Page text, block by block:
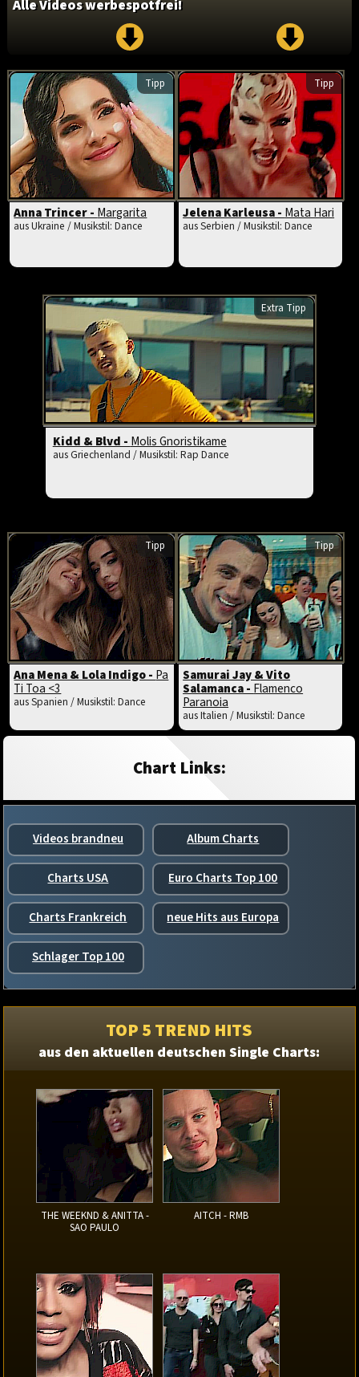
Alle Videos werbespotfrei!
Tipp
Anna Trincer - Margarita
aus Ukraine / Musikstil: Dance
Tipp
Jelena Karleusa - Mata Hari
aus Serbien / Musikstil: Dance
Extra Tipp
Kidd & Blvd - Molis Gnoristikame
aus Griechenland / Musikstil: Rap Dance
Tipp
Ana Mena & Lola Indigo -Pa
Ti Toa <3
aus Spanien / Musikstil: Dance
Tipp
Samurai Jay & Vito
Salamanca -Flamenco
Paranoia
aus Italien / Musikstil: Dance
Chart Links:
Videos brandneu Album Charts
Charts USA Euro Charts Top 100
Charts Frankreich neue Hits aus Europa
Schlager Top 100
TOP 5 TREND HITS
aus den aktuellen deutschen Single Charts:
THE WEEKND & ANITTA -
SAO PAULO
AITCH - RMB